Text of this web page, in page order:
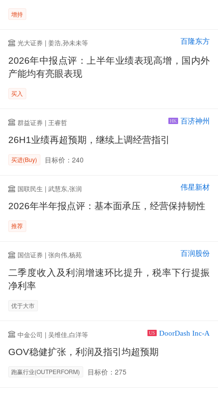
增持
光大证券 | 姜浩,孙未未等 百隆东方
2026年中报点评：上半年业绩表现高增，国内外
产能均有亮眼表现
买入
群益证券 | 王睿哲 HK 百济神州
26H1业绩再超预期，继续上调经营指引
买进(Buy) 目标价：240
国联民生 | 武慧东,张润 伟星新材
2026年半年报点评：基本面承压，经营保持韧性
推荐
国信证券 | 张向伟,杨苑 百润股份
二季度收入及利润增速环比提升，税率下行提振
净利率
优于大市
中金公司 | 吴维佳,白洋等 US DoorDash Inc-A
GOV稳健扩张，利润及指引均超预期
跑赢行业(OUTPERFORM) 目标价：275